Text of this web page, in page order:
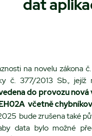
dat
na novelu zákona
č. 377/2013 Sb.,
do provozu
včetně
bude zrušena také
data bylo možné